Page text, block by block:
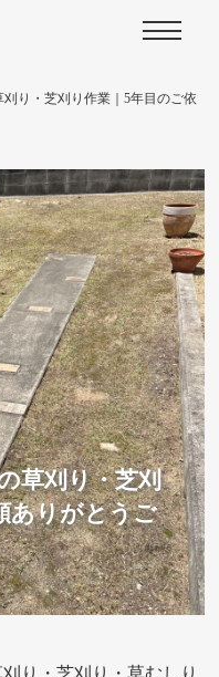
刈り・芝刈り作業｜5年目のご依
草刈り・芝刈
ありがとうご